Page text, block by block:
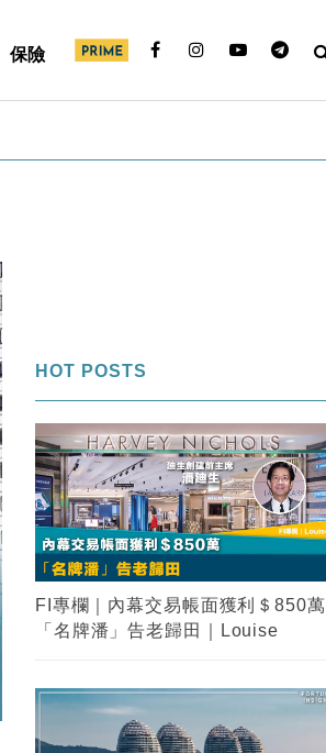
保險
HOT POSTS
FI專欄｜內幕交易帳面獲利＄850萬
「名牌潘」告老歸田｜Louise